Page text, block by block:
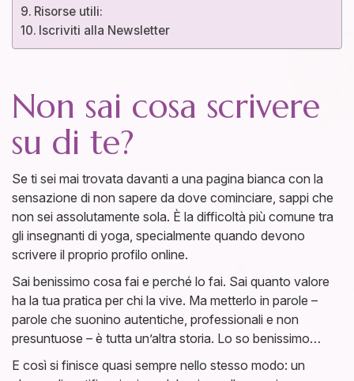
Risorse utili:
Iscriviti alla Newsletter
Non sai cosa scrivere
su di te?
Se ti sei mai trovata davanti a una pagina bianca con la
sensazione di non sapere da dove cominciare, sappi che
non sei assolutamente sola. È la difficoltà più comune tra
gli insegnanti di yoga, specialmente quando devono
scrivere il proprio profilo online.
Sai benissimo cosa fai e perché lo fai. Sai quanto valore
ha la tua pratica per chi la vive. Ma metterlo in parole –
parole che suonino autentiche, professionali e non
presuntuose – è tutta un’altra storia. Lo so benissimo…
E così si finisce quasi sempre nello stesso modo: un